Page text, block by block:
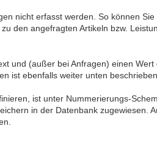
nicht erfasst werden. So können Sie
den angefragten Artikeln bzw.
und (außer bei Anfragen) einen Wert
ist ebenfalls weiter unten beschrieben.
ist unter Nummerierungs-
in der Datenbank zugewiesen.